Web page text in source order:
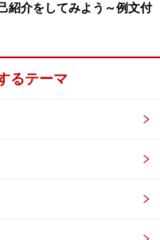
紹介をしてみよう～例文付
るテーマ